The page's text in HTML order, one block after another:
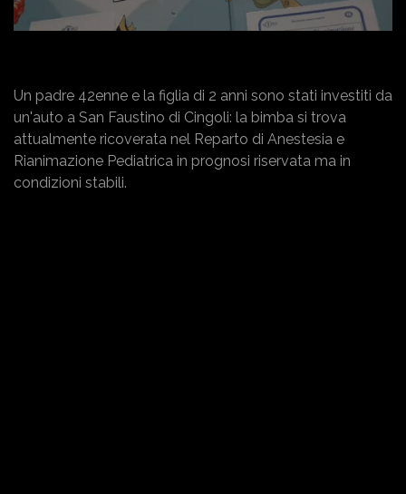
Un padre 42enne e la figlia di 2 anni sono stati investiti da
un'auto a San Faustino di Cingoli: la bimba si trova
attualmente ricoverata nel Reparto di Anestesia e
Rianimazione Pediatrica in prognosi riservata ma in
condizioni stabili.